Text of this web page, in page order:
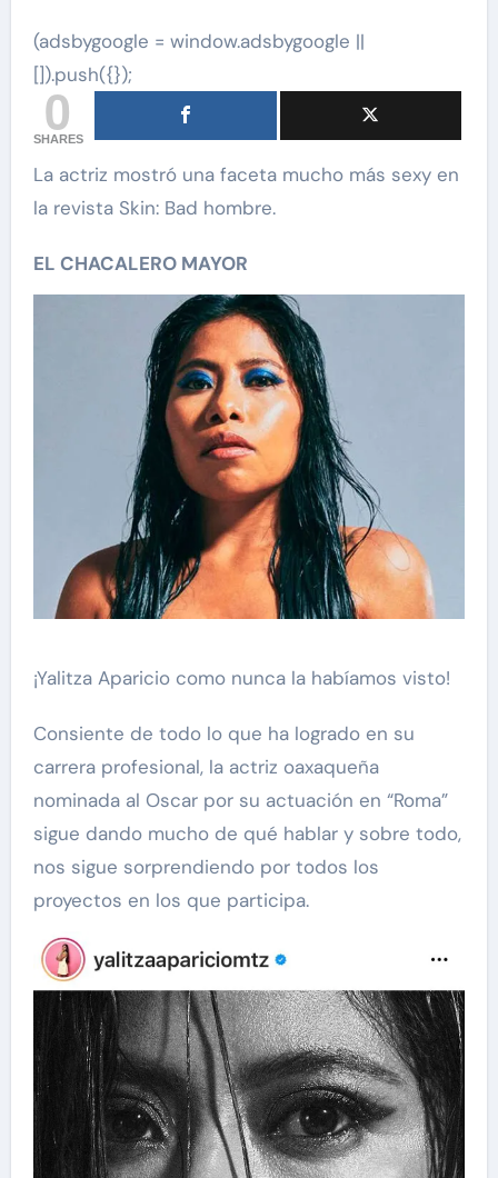
(adsbygoogle = window.adsbygoogle ||
[]).push({});
0
SHARES
La actriz mostró una faceta mucho más sexy en
la revista Skin: Bad hombre.
EL CHACALERO MAYOR
¡Yalitza Aparicio como nunca la habíamos visto!
Consiente de todo lo que ha logrado en su
carrera profesional, la actriz oaxaqueña
nominada al Oscar por su actuación en “Roma”
sigue dando mucho de qué hablar y sobre todo,
nos sigue sorprendiendo por todos los
proyectos en los que participa.